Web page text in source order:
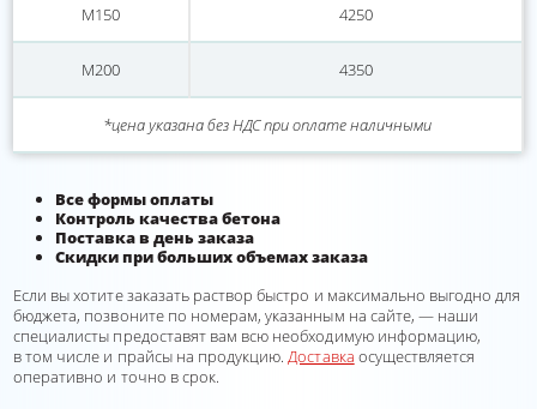
М150 4250
М200 4350
*цена указана без НДС при оплате наличными
Все формы оплаты
Контроль качества бетона
Поставка в день заказа
Скидки при больших объемах заказа
Если вы хотите заказать раствор быстро и максимально выгодно для
бюджета, позвоните по номерам, указанным на сайте, — наши
специалисты предоставят вам всю необходимую информацию,
в том числе и прайсы на продукцию.Доставка осуществляется
оперативно и точно в срок.